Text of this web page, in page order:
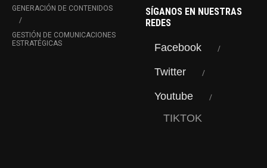
GENERACIÓN DE CONTENIDOS
GESTIÓN DE COMUNICACIONES
ESTRATÉGICAS
SÍGANOS EN NUESTRAS
REDES
Facebook
Twitter
Youtube
TIKTOK